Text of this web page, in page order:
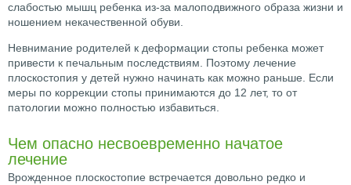
слабостью мышц ребенка из-за малоподвижного образа жизни и
ношением некачественной обуви.
Невнимание родителей к деформации стопы ребенка может
привести к печальным последствиям. Поэтому лечение
плоскостопия у детей нужно начинать как можно раньше. Если
меры по коррекции стопы принимаются до 12 лет, то от
патологии можно полностью избавиться.
Чем опасно несвоевременно начатое
лечение
Врожденное плоскостопие встречается довольно редко и